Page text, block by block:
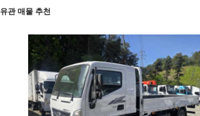
유관 매물 추천